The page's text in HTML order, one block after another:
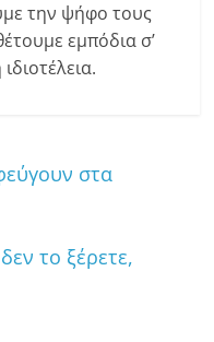
την ψήφο τους
εμπόδια σ’
στα
το ξέρετε,